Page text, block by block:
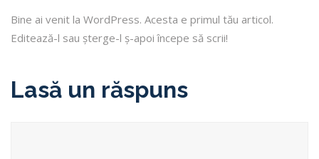
Bine ai venit la WordPress. Acesta e primul tău articol.
Editează-l sau șterge-l ș-apoi începe să scrii!
Lasă un răspuns